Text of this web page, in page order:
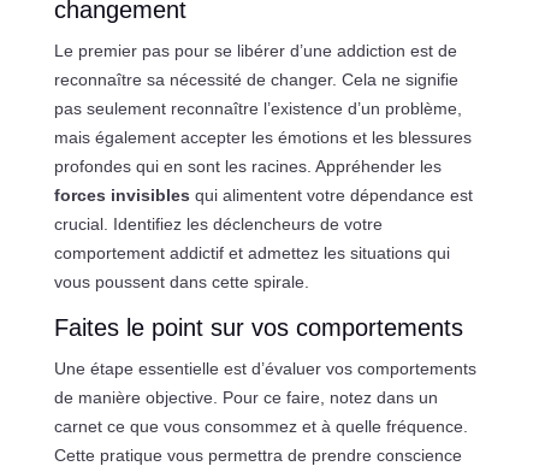
changement
Le premier pas pour se libérer d’une addiction est de
reconnaître sa nécessité de changer. Cela ne signifie
pas seulement reconnaître l’existence d’un problème,
mais également accepter les émotions et les blessures
profondes qui en sont les racines. Appréhender les
forces invisibles qui alimentent votre dépendance est
crucial. Identifiez les déclencheurs de votre
comportement addictif et admettez les situations qui
vous poussent dans cette spirale.
Faites le point sur vos comportements
Une étape essentielle est d’évaluer vos comportements
de manière objective. Pour ce faire, notez dans un
carnet ce que vous consommez et à quelle fréquence.
Cette pratique vous permettra de prendre conscience